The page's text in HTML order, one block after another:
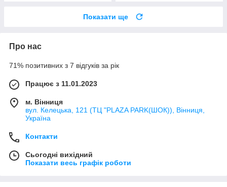
Показати ще
Про нас
71% позитивних з 7 відгуків за рік
Працює з 11.01.2023
м. Вінниця
вул. Келецька, 121 (ТЦ "PLAZA PARK(ШОК)), Вінниця,
Україна
Контакти
Сьогодні вихідний
Показати весь графік роботи